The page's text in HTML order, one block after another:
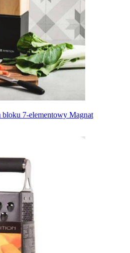
7-elementowy Magnat